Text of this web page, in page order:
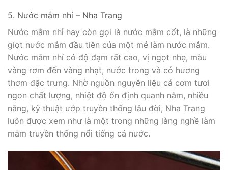
5. Nước mắm nhỉ – Nha Trang
Nước mắm nhỉ hay còn gọi là nước mắm cốt, là những
giọt nước mắm đầu tiên của một mẻ làm nước mắm.
Nước mắm nhỉ có độ đạm rất cao, vị ngọt nhẹ, màu
vàng rơm đến vàng nhạt, nước trong và có hương
thơm đặc trưng. Nhờ nguồn nguyên liệu cá cơm tươi
ngon chất lượng, nhiệt độ ổn định quanh năm, nhiều
nắng, kỹ thuật ướp truyền thống lâu đời, Nha Trang
luôn được xem như là một trong những làng nghề làm
mắm truyền thống nổi tiếng cả nước.